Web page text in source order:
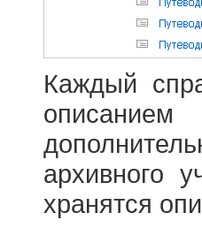
Каждый
архивного
хранятся